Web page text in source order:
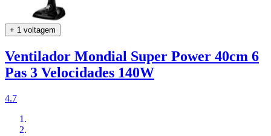
+ 1 voltagem
Ventilador Mondial Super Power 40cm 6
Pas 3 Velocidades 140W
4.7